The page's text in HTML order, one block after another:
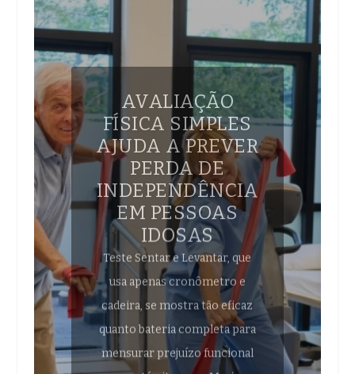
AVALIAÇÃO
FÍSICA SIMPLES
AJUDA A PREVER
PERDA DE
INDEPENDÊNCIA
EM PESSOAS
IDOSAS
Teste Sentar e Levantar, que
usa apenas cronômetro e
cadeira, se mostra tão eficaz
quanto bateria completa para
mensurar prejuízo funcional
em até oito anos. Maria